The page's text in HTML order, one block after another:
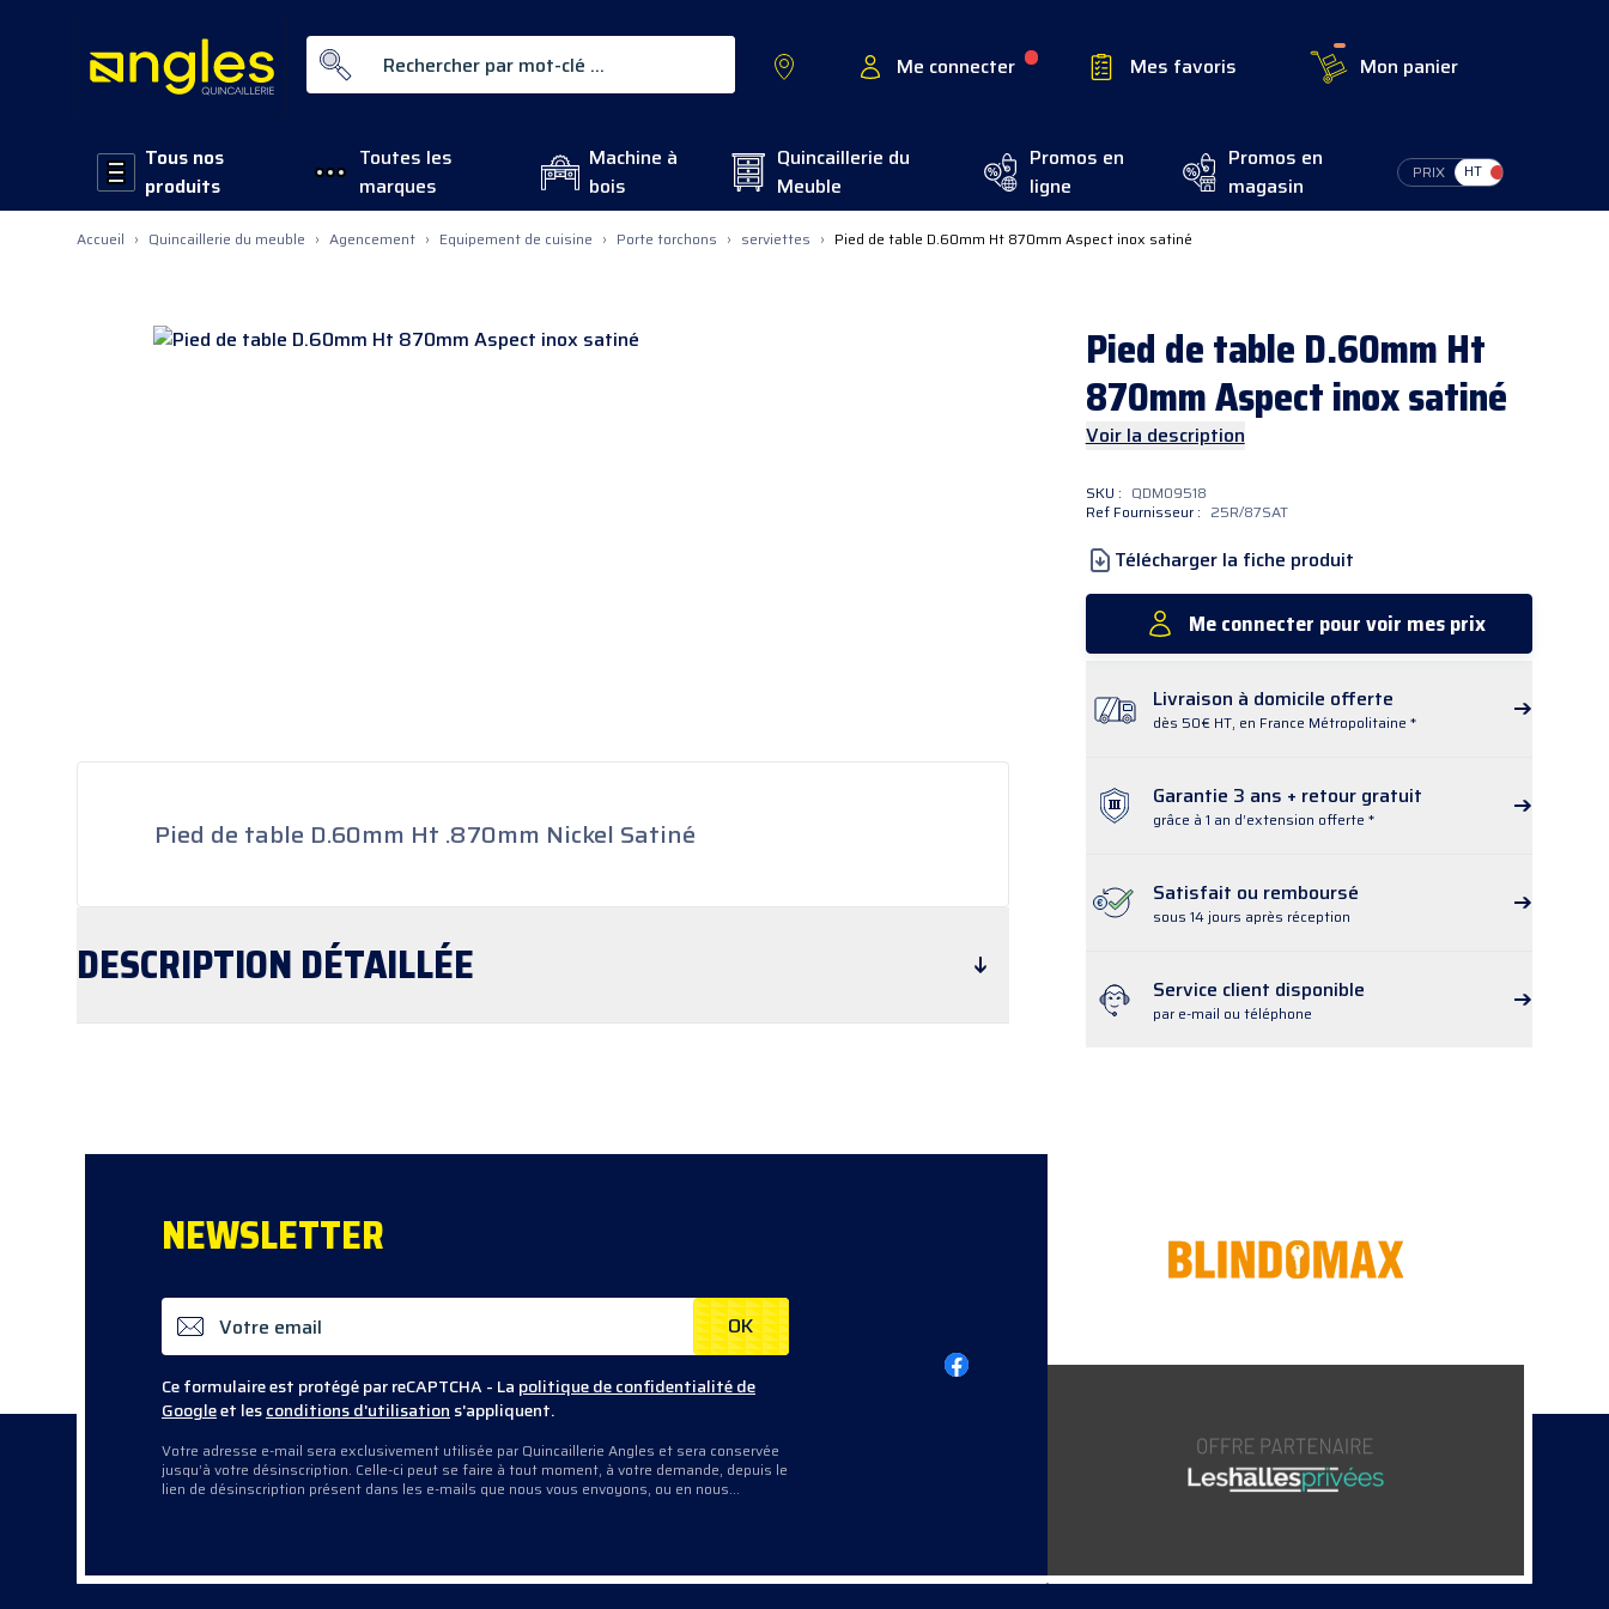
Rechercher par mot-clé ... Me connecter Mes favoris Mon panier
Tous nos
produits
Toutes les
marques
Machine à
bois
Quincaillerie du
Meuble
Promos en
ligne
Promos en
magasin
PRIX Switch Tax
Accueil › Quincaillerie du meuble › Agencement › Equipement de cuisine › Porte torchons › serviettes › Pied de table D.60mm Ht 870mm Aspect inox satiné
Pied de table D.60mm Ht
870mm Aspect inox satiné
Voir la description
SKU : QDM09518
Ref Fournisseur : 25R/87SAT
Télécharger la fiche produit
Me connecter pour voir mes prix
Livraison à domicile offerte
dès 50€ HT, en France Métropolitaine *
Garantie 3 ans + retour gratuit
grâce à 1 an d’extension offerte *
Satisfait ou remboursé
sous 14 jours après réception
Service client disponible
par e-mail ou téléphone
Pied de table D.60mm Ht .870mm Nickel Satiné
DESCRIPTION DÉTAILLÉE
Hauteur 870mm
NEWSLETTER
OK
Ce formulaire est protégé par reCAPTCHA - La politique de confidentialité de
Googleet lesconditions d'utilisation s'appliquent.
Votre adresse e-mail sera exclusivement utilisée par Quincaillerie Angles et sera conservée
jusqu’à votre désinscription. Celle-ci peut se faire à tout moment, à votre demande, depuis le
lien de désinscription présent dans les e-mails que nous vous envoyons, ou en nous